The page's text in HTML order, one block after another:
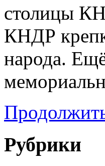
столицы
КНДР
народа.
Рубрики